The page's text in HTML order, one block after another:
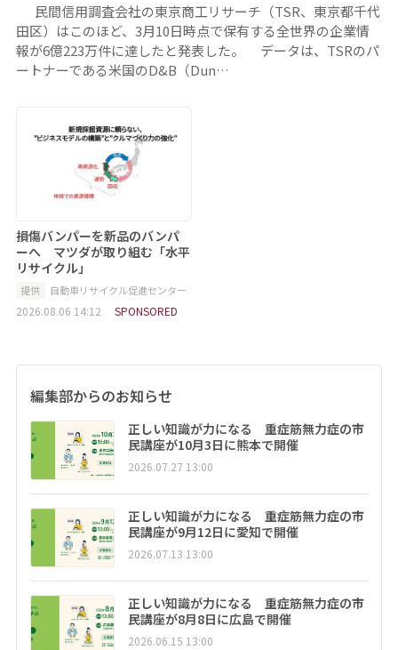
民間信用調査会社の東京商工リサーチ（TSR、東京都千代
田区）はこのほど、3月10日時点で保有する全世界の企業情
報が6億223万件に達したと発表した。 データは、TSRのパ
ートナーである米国のD&B（Dun…
損傷バンパーを新品のバンパ
ーへ マツダが取り組む「水平
リサイクル」
提供 自動車リサイクル促進センター
2026.08.06 14:12 SPONSORED
編集部からのお知らせ
正しい知識が力になる 重症筋無力症の市
民講座が10月3日に熊本で開催
2026.07.27 13:00
正しい知識が力になる 重症筋無力症の市
民講座が9月12日に愛知で開催
2026.07.13 13:00
正しい知識が力になる 重症筋無力症の市
民講座が8月8日に広島で開催
2026.06.15 13:00